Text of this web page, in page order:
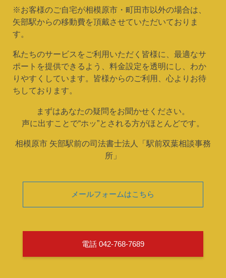
※お客様のご自宅が相模原市・町田市以外の場合は、
矢部駅からの移動費を頂戴させていただいておりま
す。
私たちのサービスをご利用いただく皆様に、最適なサ
ポートを提供できるよう、料金設定を透明にし、わか
りやすくしています。皆様からのご利用、心よりお待
ちしております。
まずはあなたの疑問をお聞かせください。
声に出すことで“ホッ”とされる方がほとんどです。
相模原市 矢部駅前の司法書士法人「駅前双葉相談事務
所」
メールフォームはこちら
電話 042-768-7689